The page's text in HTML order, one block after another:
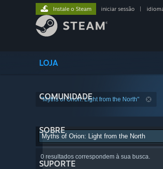
LOJA
COMUNIDADE
SOBRE
SUPORTE
Instale o Steam iniciar sessão
"Myths of Orion: Light from the North"
0 resultados correspondem à sua busca.